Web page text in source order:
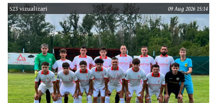
523 vizualizari 09 Aug 2026 15:14